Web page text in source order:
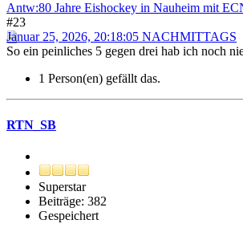
Antw:80 Jahre Eishockey in Nauheim mit
#23
Januar 25, 2026, 20:18:05 NACHMITTAGS
So ein peinliches 5 gegen drei hab ich noch
1 Person(en) gefällt das.
RTN_SB
Superstar
Beiträge: 382
Gespeichert